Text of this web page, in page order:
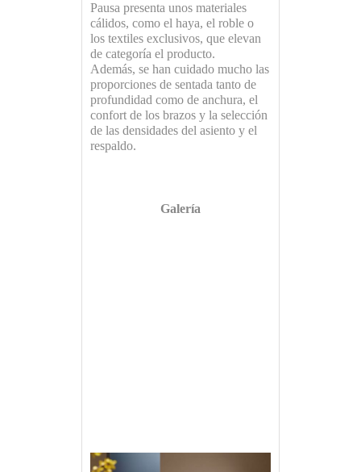
Pausa presenta unos materiales
cálidos, como el haya, el roble o
los textiles exclusivos, que elevan
de categoría el producto.
Además, se han cuidado mucho las
proporciones de sentada tanto de
profundidad como de anchura, el
confort de los brazos y la selección
de las densidades del asiento y el
respaldo.
Galería